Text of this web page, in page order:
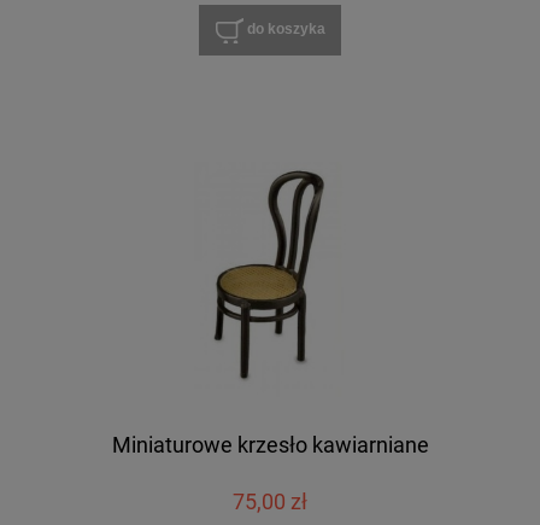
do koszyka
Miniaturowe krzesło kawiarniane
75,00 zł